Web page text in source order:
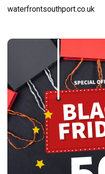
waterfrontsouthport.co.uk